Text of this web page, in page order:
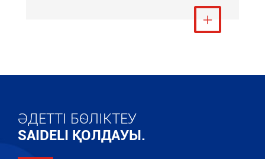
Тағы қарау

ӘДЕТТІ БӨЛІКТЕУ
SAIDELI ҚОЛДАУЫ.